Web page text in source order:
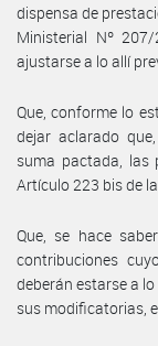
dispensa de
Ministerial Nº
ajustarse a lo allí
Que, conforme lo
dejar aclarado
suma pactada, las
Artículo 223 bis de
Que, se hace
contribuciones
deberán estarse a
sus modificatorias,